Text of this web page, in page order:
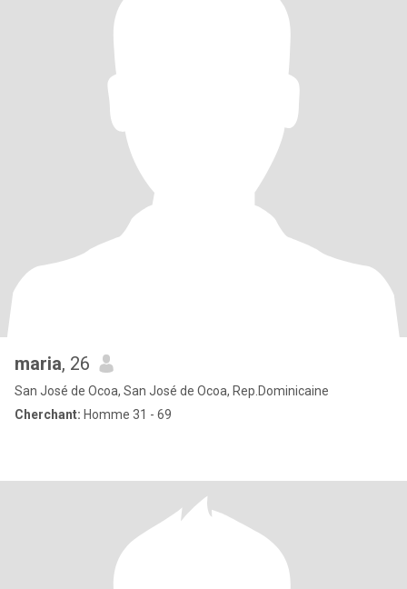
maria, 26
San José de Ocoa, San José de Ocoa, Rep.Dominicaine
Cherchant: Homme 31 - 69